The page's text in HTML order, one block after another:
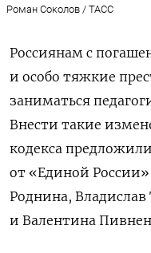
Роман Соколов / ТАСС
Россиянам с
и особо тяжкие
заниматься
Внести такие
кодекса
от «Единой
Роднина, Владислав
и Валентина